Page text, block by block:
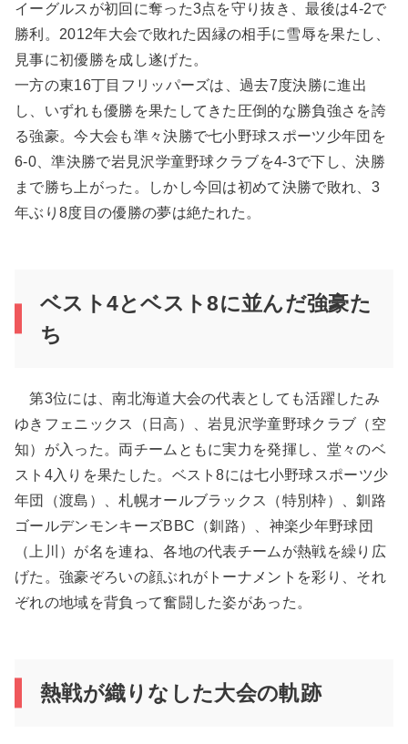
イーグルスが初回に奪った3点を守り抜き、最後は4-2で
勝利。2012年大会で敗れた因縁の相手に雪辱を果たし、
見事に初優勝を成し遂げた。
一方の東16丁目フリッパーズは、過去7度決勝に進出
し、いずれも優勝を果たしてきた圧倒的な勝負強さを誇
る強豪。今大会も準々決勝で七小野球スポーツ少年団を
6-0、準決勝で岩見沢学童野球クラブを4-3で下し、決勝
まで勝ち上がった。しかし今回は初めて決勝で敗れ、3
年ぶり8度目の優勝の夢は絶たれた。
ベスト4とベスト8に並んだ強豪た
ち
第3位には、南北海道大会の代表としても活躍したみ
ゆきフェニックス（日高）、岩見沢学童野球クラブ（空
知）が入った。両チームともに実力を発揮し、堂々のベ
スト4入りを果たした。ベスト8には七小野球スポーツ少
年団（渡島）、札幌オールブラックス（特別枠）、釧路
ゴールデンモンキーズBBC（釧路）、神楽少年野球団
（上川）が名を連ね、各地の代表チームが熱戦を繰り広
げた。強豪ぞろいの顔ぶれがトーナメントを彩り、それ
ぞれの地域を背負って奮闘した姿があった。
熱戦が織りなした大会の軌跡